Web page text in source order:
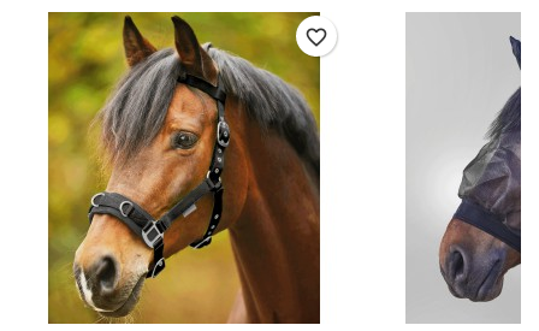
favorite_border